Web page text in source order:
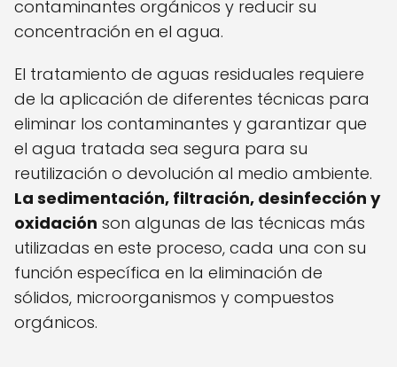
contaminantes orgánicos y reducir su
concentración en el agua.
El tratamiento de aguas residuales requiere
de la aplicación de diferentes técnicas para
eliminar los contaminantes y garantizar que
el agua tratada sea segura para su
reutilización o devolución al medio ambiente.
La sedimentación, filtración, desinfección y
oxidación son algunas de las técnicas más
utilizadas en este proceso, cada una con su
función específica en la eliminación de
sólidos, microorganismos y compuestos
orgánicos.